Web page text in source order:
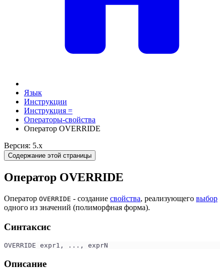
Язык
Инструкции
Инструкция =
Операторы-свойства
Оператор OVERRIDE
Версия: 5.x
Содержание этой страницы
Оператор OVERRIDE
Оператор OVERRIDE - создание свойства, реализующего выбор
одного из значений (полиморфная форма).
Синтаксис
OVERRIDE expr1, ..., exprN
Описание